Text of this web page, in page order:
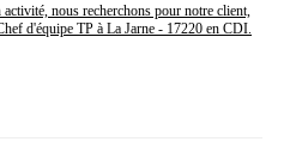
nous recherchons pour notre client,
d'équipe TP à La Jarne - 17220 en CDI.